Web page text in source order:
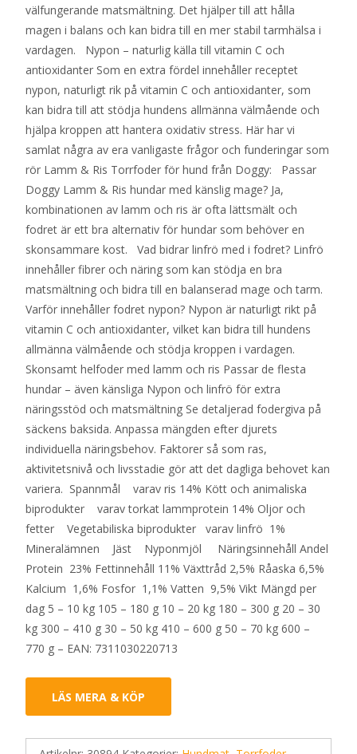
välfungerande matsmältning. Det hjälper till att hålla
magen i balans och kan bidra till en mer stabil tarmhälsa i
vardagen. Nypon – naturlig källa till vitamin C och
antioxidanter Som en extra fördel innehåller receptet
nypon, naturligt rik på vitamin C och antioxidanter, som
kan bidra till att stödja hundens allmänna välmående och
hjälpa kroppen att hantera oxidativ stress. Här har vi
samlat några av era vanligaste frågor och funderingar som
rör Lamm & Ris Torrfoder för hund från Doggy: Passar
Doggy Lamm & Ris hundar med känslig mage? Ja,
kombinationen av lamm och ris är ofta lättsmält och
fodret är ett bra alternativ för hundar som behöver en
skonsammare kost. Vad bidrar linfrö med i fodret? Linfrö
innehåller fibrer och näring som kan stödja en bra
matsmältning och bidra till en balanserad mage och tarm.
Varför innehåller fodret nypon? Nypon är naturligt rikt på
vitamin C och antioxidanter, vilket kan bidra till hundens
allmänna välmående och stödja kroppen i vardagen.
Skonsamt helfoder med lamm och ris Passar de flesta
hundar – även känsliga Nypon och linfrö för extra
näringsstöd och matsmältning Se detaljerad fodergiva på
säckens baksida. Anpassa mängden efter djurets
individuella näringsbehov. Faktorer så som ras,
aktivitetsnivå och livsstadie gör att det dagliga behovet kan
variera. Spannmål varav ris 14% Kött och animaliska
biprodukter varav torkat lammprotein 14% Oljor och
fetter Vegetabiliska biprodukter varav linfrö 1%
Mineralämnen Jäst Nyponmjöl Näringsinnehåll Andel
Protein 23% Fettinnehåll 11% Växttråd 2,5% Råaska 6,5%
Kalcium 1,6% Fosfor 1,1% Vatten 9,5% Vikt Mängd per
dag 5 – 10 kg 105 – 180 g 10 – 20 kg 180 – 300 g 20 – 30
kg 300 – 410 g 30 – 50 kg 410 – 600 g 50 – 70 kg 600 –
770 g – EAN: 7311030220713
LÄS MERA & KÖP